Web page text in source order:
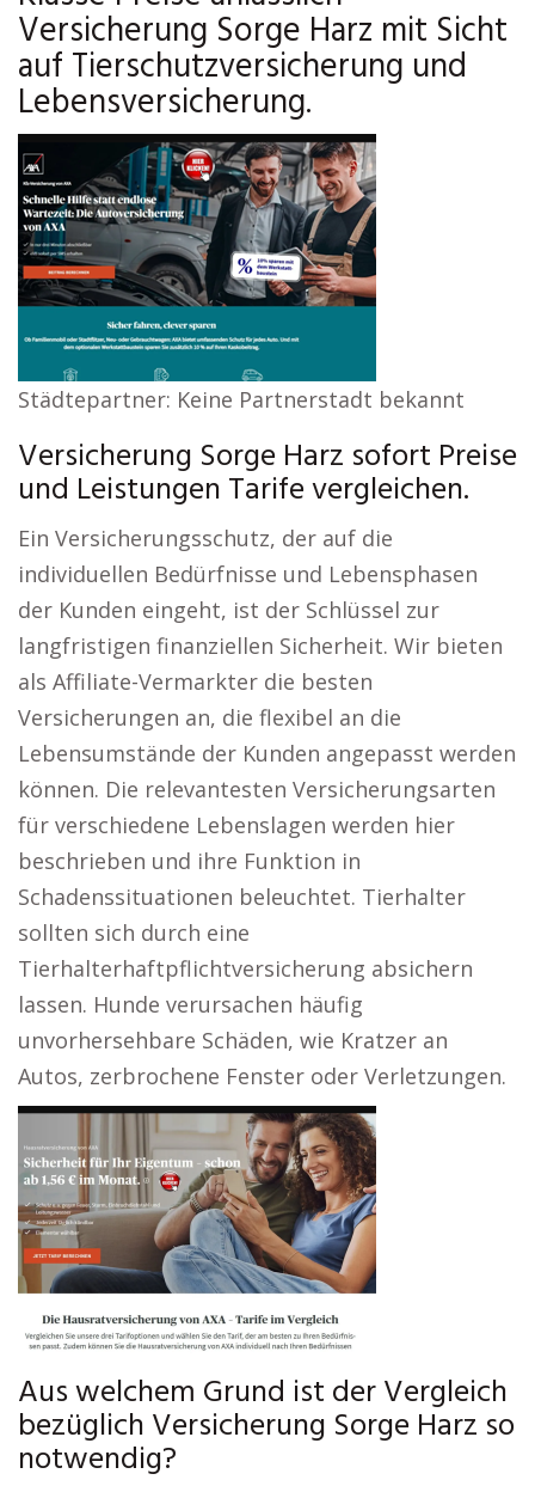
Versicherung Sorge Harz mit Sicht
auf Tierschutzversicherung und
Lebensversicherung.
Städtepartner: Keine Partnerstadt bekannt
Versicherung Sorge Harz sofort Preise
und Leistungen Tarife vergleichen.
Ein Versicherungsschutz, der auf die
individuellen Bedürfnisse und Lebensphasen
der Kunden eingeht, ist der Schlüssel zur
langfristigen finanziellen Sicherheit. Wir bieten
als Affiliate-Vermarkter die besten
Versicherungen an, die flexibel an die
Lebensumstände der Kunden angepasst werden
können. Die relevantesten Versicherungsarten
für verschiedene Lebenslagen werden hier
beschrieben und ihre Funktion in
Schadenssituationen beleuchtet. Tierhalter
sollten sich durch eine
Tierhalterhaftpflichtversicherung absichern
lassen. Hunde verursachen häufig
unvorhersehbare Schäden, wie Kratzer an
Autos, zerbrochene Fenster oder Verletzungen.
Aus welchem Grund ist der Vergleich
bezüglich Versicherung Sorge Harz so
notwendig?